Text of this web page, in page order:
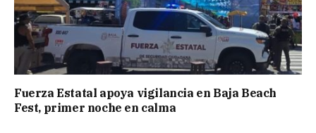
Fuerza Estatal apoya vigilancia en Baja Beach
Fest, primer noche en calma